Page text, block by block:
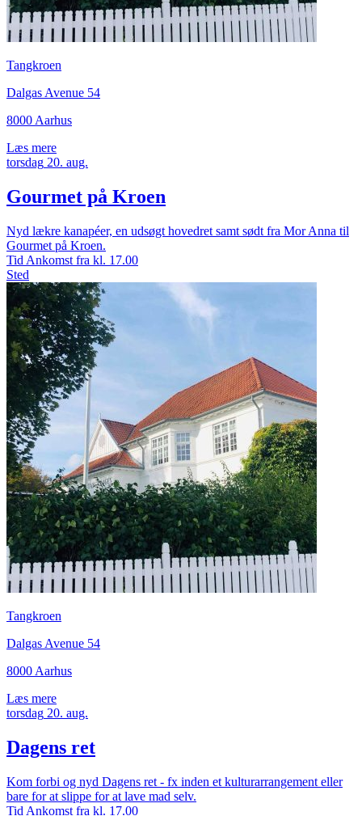
Tangkroen
Dalgas Avenue 54
8000 Aarhus
Læs mere
torsdag 20. aug.
Gourmet på Kroen
Nyd lækre kanapéer, en udsøgt hovedret samt sødt fra Mor Anna til
Gourmet på Kroen.
Tid Ankomst fra kl. 17.00
Sted
Tangkroen
Dalgas Avenue 54
8000 Aarhus
Læs mere
torsdag 20. aug.
Dagens ret
Kom forbi og nyd Dagens ret - fx inden et kulturarrangement eller
bare for at slippe for at lave mad selv.
Tid Ankomst fra kl. 17.00